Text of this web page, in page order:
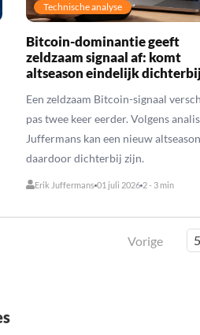
Technische analyse
Bitcoin-dominantie geeft
zeldzaam signaal af: komt
altseason eindelijk
Een zeldzaam Bitcoin-signaal
pas twee keer eerder. Volgens
Juffermans kan een nieuw altseason
daardoor dichterbij zijn.
Erik Juffermans 01 juli 2026 2 - 3 min
Vorige 5